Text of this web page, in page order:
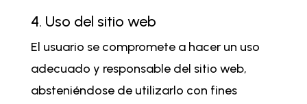
4. Uso del sitio web
El usuario se compromete a hacer un uso
adecuado y responsable del sitio web,
absteniéndose de utilizarlo con fines